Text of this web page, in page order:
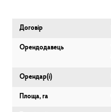
Договір
Орендодавець
Орендар(і)
Площа, га